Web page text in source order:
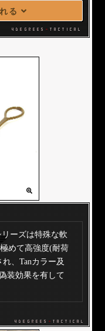
る
ーズは特殊な軟
めて高強度(耐荷
、Tanカラー及
装効果を有して